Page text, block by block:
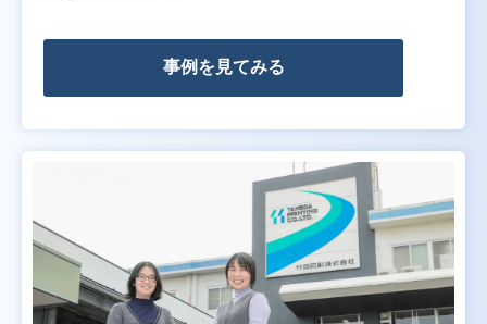
事例を見てみる